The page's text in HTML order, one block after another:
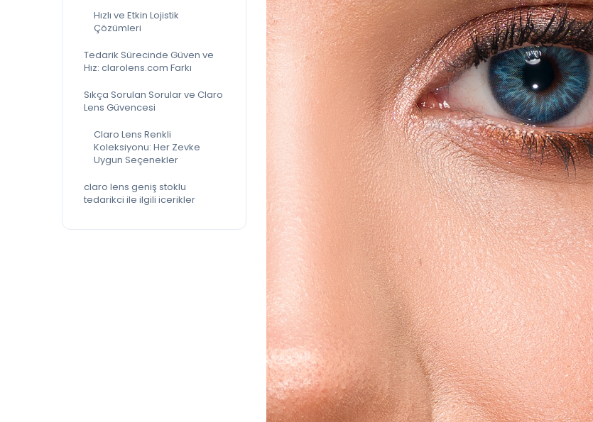
Hızlı ve Etkin Lojistik
Çözümleri
Tedarik Sürecinde Güven ve
Hız: clarolens.com Farkı
Sıkça Sorulan Sorular ve Claro
Lens Güvencesi
Claro Lens Renkli
Koleksiyonu: Her Zevke
Uygun Seçenekler
claro lens geniş stoklu
tedarikci ile ilgili icerikler